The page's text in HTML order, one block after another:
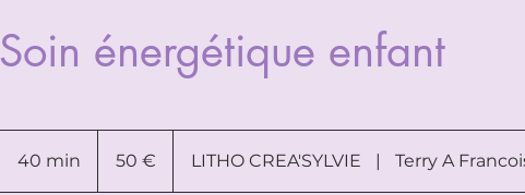
Soin énergétique enfant
40 min
0
50 € LITHO CREA'SYLVIE Terry A